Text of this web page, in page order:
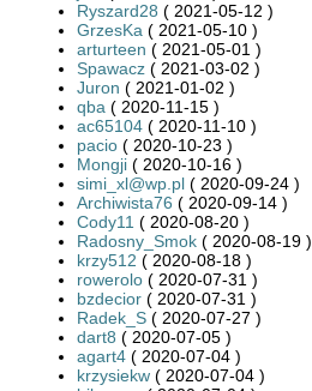
Ryszard28 ( 2021-05-12 )
GrzesKa ( 2021-05-10 )
arturteen ( 2021-05-01 )
Spawacz ( 2021-03-02 )
Juron ( 2021-01-02 )
qba ( 2020-11-15 )
ac65104 ( 2020-11-10 )
pacio ( 2020-10-23 )
Mongji ( 2020-10-16 )
simi_xl@wp.pl ( 2020-09-24 )
Archiwista76 ( 2020-09-14 )
Cody11 ( 2020-08-20 )
Radosny_Smok ( 2020-08-19 )
krzy512 ( 2020-08-18 )
rowerolo ( 2020-07-31 )
bzdecior ( 2020-07-31 )
Radek_S ( 2020-07-27 )
dart8 ( 2020-07-05 )
agart4 ( 2020-07-04 )
krzysiekw ( 2020-07-04 )